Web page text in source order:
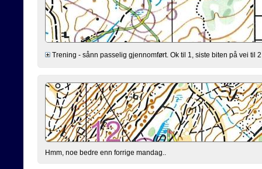
Trening - sånn passelig gjennomført. Ok til 1, siste biten på vei til
Hmm, noe bedre enn forrige mandag..